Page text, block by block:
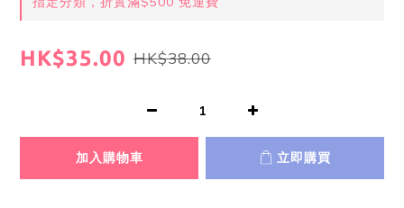
HK$35.00 HK$38.00
加入購物車 立即購買